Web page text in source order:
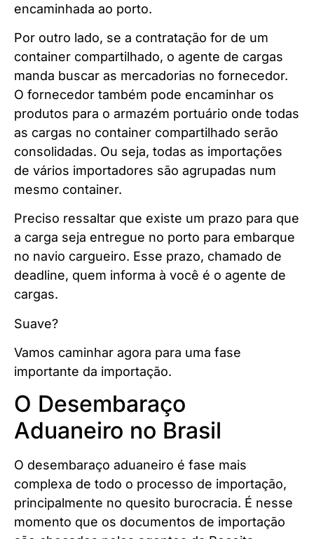
encaminhada ao porto.
Por outro lado, se a contratação for de um
container compartilhado, o agente de cargas
manda buscar as mercadorias no fornecedor.
O fornecedor também pode encaminhar os
produtos para o armazém portuário onde todas
as cargas no container compartilhado serão
consolidadas. Ou seja, todas as importações
de vários importadores são agrupadas num
mesmo container.
Preciso ressaltar que existe um prazo para que
a carga seja entregue no porto para embarque
no navio cargueiro. Esse prazo, chamado de
deadline, quem informa à você é o agente de
cargas.
Suave?
Vamos caminhar agora para uma fase
importante da importação.
O Desembaraço
Aduaneiro no Brasil
O desembaraço aduaneiro é fase mais
complexa de todo o processo de importação,
principalmente no quesito burocracia. É nesse
momento que os documentos de importação